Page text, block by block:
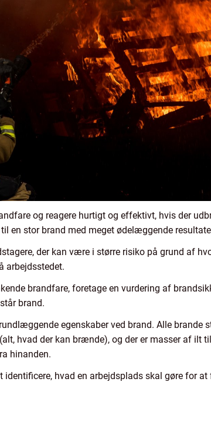
og reagere hurtigt og effektivt, hvis der
en stor brand med meget ødelæggende
der kan være i større risiko på grund af
arbejdsstedet.
brandfare, foretage en vurdering af
brand.
egenskaber ved brand. Alle brande
hvad der kan brænde), og der er masser af ilt
hinanden.
hvad en arbejdsplads skal gøre for